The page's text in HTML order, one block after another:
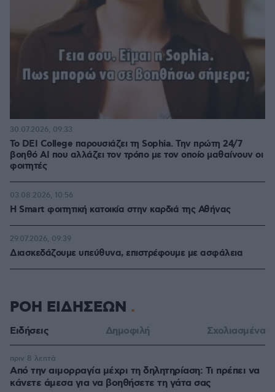
Το DEI College παρουσιάζει τη Sophia. Την πρώτη 24/7
βοηθό AI που αλλάζει τον τρόπο με τον οποίο μαθαίνουν οι
φοιτητές
30.07.2026, 09:33
Η Smart φοιτητική κατοικία στην καρδιά της Αθήνας
03.08.2026, 10:56
Διασκεδάζουμε υπεύθυνα, επιστρέφουμε με ασφάλεια
29.07.2026, 09:39
ΡΟΗ ΕΙΔΗΣΕΩΝ
Ειδήσεις Δημοφιλή Σχολιασμένα
Από την αιμορραγία μέχρι τη δηλητηρίαση: Τι πρέπει να
κάνετε άμεσα για να βοηθήσετε τη γάτα σας
πριν 8 λεπτά